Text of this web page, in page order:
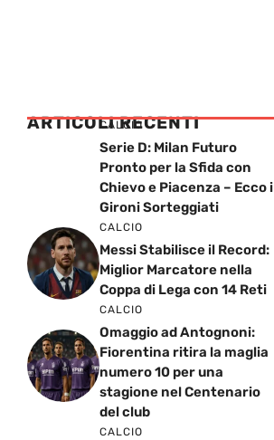
ARTICOLI RECENTI
CALCIO
Serie D: Milan Futuro
Pronto per la Sfida con
Chievo e Piacenza – Ecco i
Gironi Sorteggiati
CALCIO
Messi Stabilisce il Record:
Miglior Marcatore nella
Coppa di Lega con 14 Reti
CALCIO
Omaggio ad Antognoni:
Fiorentina ritira la maglia
numero 10 per una
stagione nel Centenario
del club
CALCIO